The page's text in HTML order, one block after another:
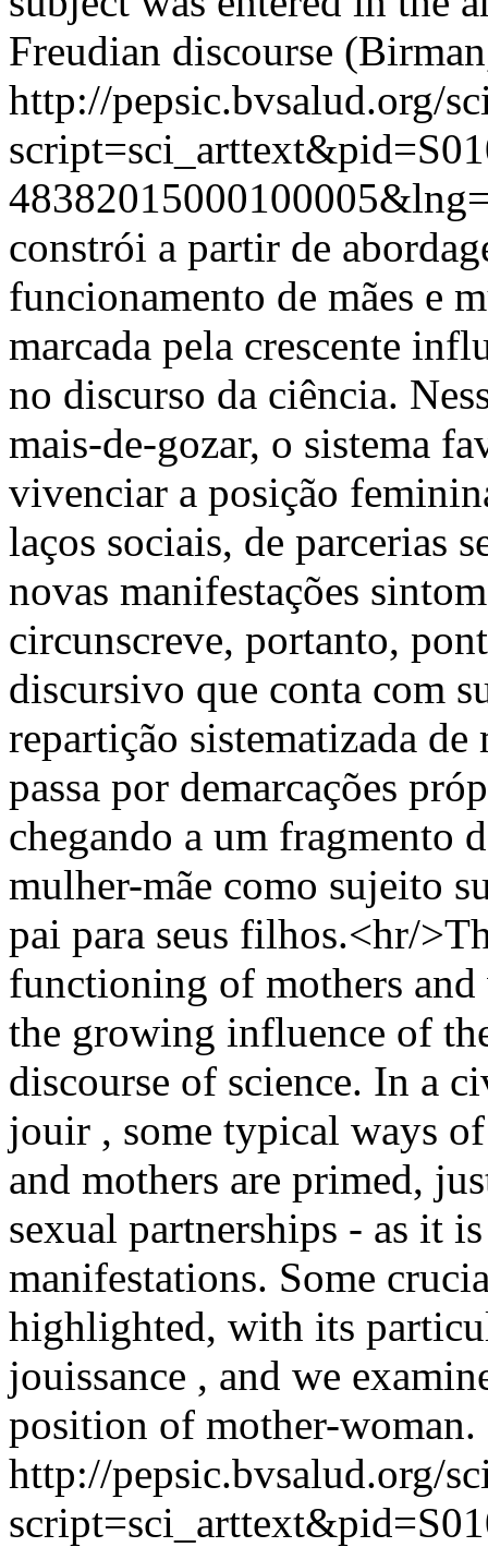
Freudian discourse
http://pepsic.bvsalud.org/
constrói a partir de
funcionamento de mães e
marcada pela crescente
no discurso da ciência.
mais-de-gozar, o sistema
vivenciar a posição
laços sociais, de parcerias
novas manifestações
circunscreve, portanto,
discursivo que conta com
repartição sistematizada de
passa por demarcações
chegando a um fragmento
mulher-mãe como sujeito
pai para seus filhos.<hr/
functioning of mothers
the growing influence of
discourse of science. In a
jouir , some typical ways
and mothers are primed,
sexual partnerships - as it
manifestations. Some
highlighted, with its
jouissance , and we
position of mother-woman.
http://pepsic.bvsalud.org/